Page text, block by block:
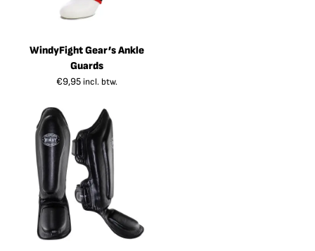
WindyFight Gear’s Ankle
Guards
€9,95 incl. btw.